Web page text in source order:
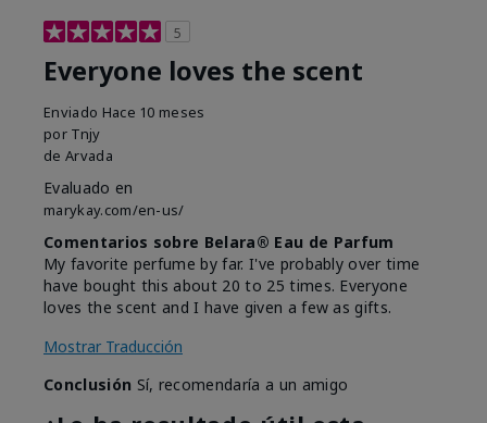
5
Everyone loves the scent
Enviado Hace 10 meses
por Tnjy
de Arvada
Evaluado en
marykay.com/en-us/
Comentarios sobre Belara® Eau de Parfum
My favorite perfume by far. I've probably over time
have bought this about 20 to 25 times. Everyone
loves the scent and I have given a few as gifts.
Mostrar Traducción
Conclusión Sí, recomendaría a un amigo